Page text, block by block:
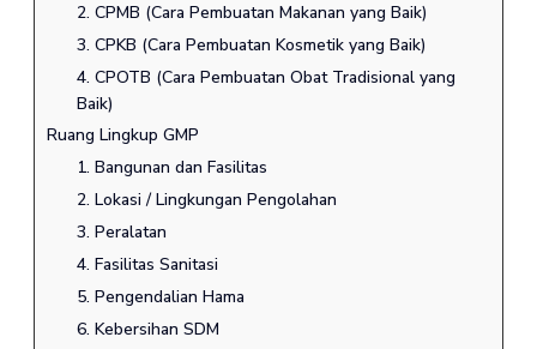
2. CPMB (Cara Pembuatan Makanan yang Baik)
3. CPKB (Cara Pembuatan Kosmetik yang Baik)
4. CPOTB (Cara Pembuatan Obat Tradisional yang
Baik)
Ruang Lingkup GMP
1. Bangunan dan Fasilitas
2. Lokasi / Lingkungan Pengolahan
3. Peralatan
4. Fasilitas Sanitasi
5. Pengendalian Hama
6. Kebersihan SDM